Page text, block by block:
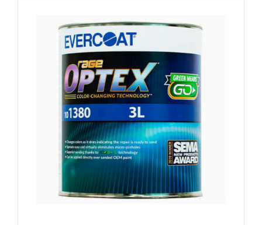
Schleifmittel